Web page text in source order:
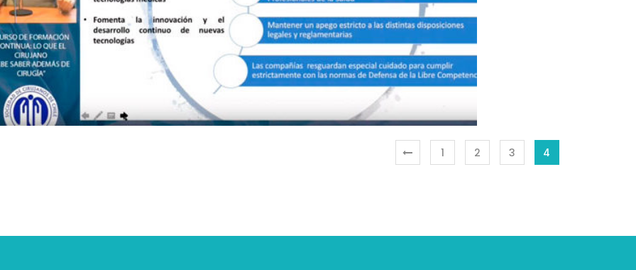
SESIÓN Nº1003 – 15 DE JUNIO DE 2019
1 2 3 4